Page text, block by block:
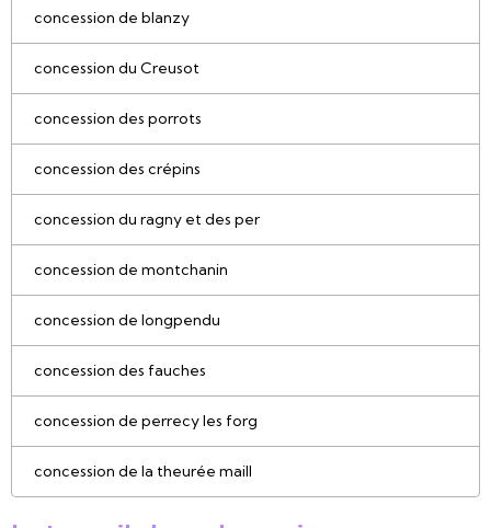
concession de blanzy
concession du Creusot
concession des porrots
concession des crépins
concession du ragny et des per
concession de montchanin
concession de longpendu
concession des fauches
concession de perrecy les forg
concession de la theurée maill